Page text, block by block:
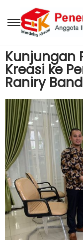
Kunjungan
Kreasi ke
Raniry